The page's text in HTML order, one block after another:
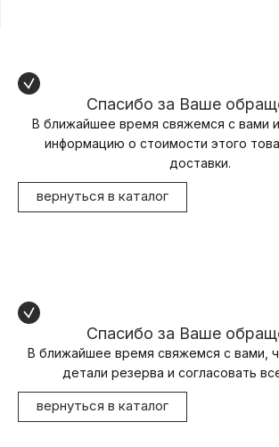
Спасибо за Ваше
В ближайшее время свяжемся с вами
информацию о стоимости этого
доставки.
вернуться в каталог
Спасибо за Ваше
В ближайшее время свяжемся с вами,
детали резерва и согласовать
вернуться в каталог